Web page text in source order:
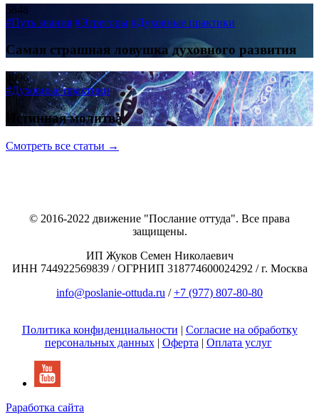
5848
#Путь знания #Эгрегоры #Духовные практики
Самая страшная ловушка духовного развития
4096
#Духовные практики
Истинная молитва
Смотреть все статьи →
© 2016-2022 движение "Послание оттуда". Все права
защищены.
ИП Жуков Семен Николаевич
ИНН 744922569839 / ОГРНИП 318774600024292 / г. Москва
info@poslanie-ottuda.ru /+7 (977) 807-80-80
Политика конфиденциальности | Согласие на обработку
персональных данных | Оферта | Оплата услуг
Раработка сайта